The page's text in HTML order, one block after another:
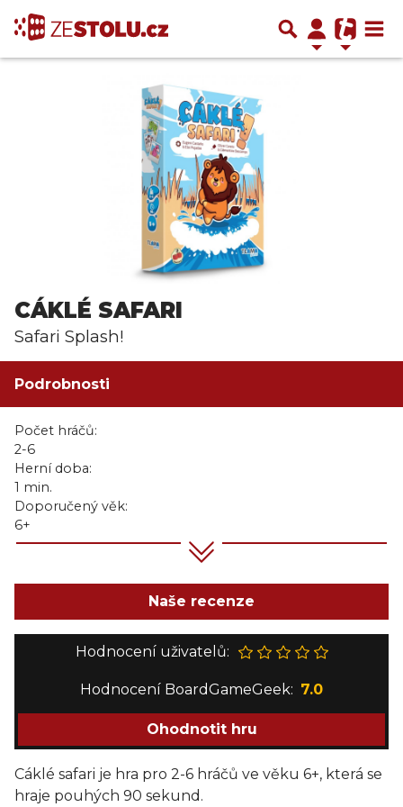
CÁKLÉ SAFARI
Safari Splash!
Podrobnosti
Počet hráčů:
2-6
Herní doba:
1 min.
Doporučený věk:
6+
Naše recenze
Hodnocení uživatelů:
Hodnocení BoardGameGeek: 7.0
Ohodnotit hru
Cáklé safari je hra pro 2-6 hráčů ve věku 6+, která se
hraje pouhých 90 sekund.